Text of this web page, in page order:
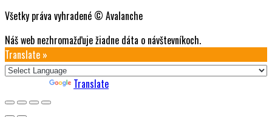
Všetky práva vyhradené © Avalanche
Náš web nezhromažďuje žiadne dáta o návštevníkoch.
Translate »
Translate